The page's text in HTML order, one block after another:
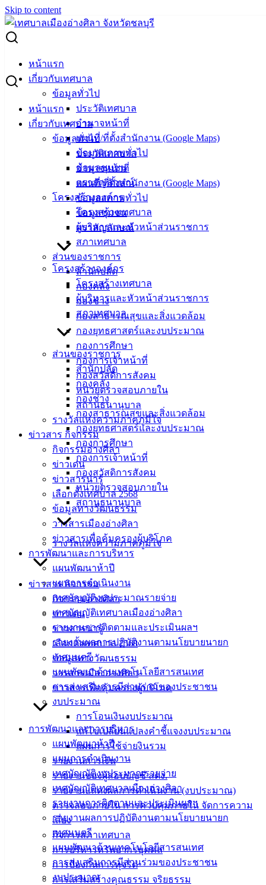
Skip to content
หน้าแรก
เกี่ยวกับเทศบาล
ข้อมูลทั่วไป
ประวัติเทศบาล
อำนาจหน้าที่
แผนที่/ที่ตั้งสำนักงาน (Google Maps)
ข้อมูลสภาพทั่วไป
ข้อมูลชุมชน
ตราสัญลักษณ์
โครงสร้างองค์กร
โครงสร้างเทศบาล
ผู้บริหารและหัวหน้าส่วนราชการ
สภาเทศบาล
ส่วนของราชการ
สำนักปลัด
กองคลัง
กองช่าง
กองสาธารณสุขและสิ่งแวดล้อม
กองยุทธศาสตร์และงบประมาณ
กองการศึกษา
กองการเจ้าหน้าที่
กองสวัสดิการสังคม
หน่วยตรวจสอบภายใน
สถานธนานุบาล
รางวัลแห่งความภาคภูมิใจ
ข่าวสาร กิจกรรม
กิจกรรมอ่างศิลา
ข่าวเด่น
ข่าวสารน่ารู้
เลือกตั้งเทศบาล 2568
ข้อมูลทางวัฒนธรรม
วารสารเมืองอ่างศิลา
ข่าวสารเพื่อคุ้มครองผู้บริโภค
การพัฒนาและการบริหาร
แผนพัฒนาห้าปี
แผนการดำเนินงาน
เทศบัญญัติงบประมาณรายจ่าย
เทศบัญญัติเทศบาลเมืองอ่างศิลา
รายงานการติดตามและประเมินผลฯ
รายงานผลการปฏิบัติงานตามนโยบายนายก
เทศมนตรี
แผนพัฒนาด้านเทคโนโลยีสารสนเทศ
การส่งเสริมการมีส่วนร่วมของประชาชน
งบประมาณ
การโอนเงินงบประมาณ
แก้ไขเปลี่ยนแปลงคำชี้แจงงบประมาณ
แผนการใช้จ่ายงินรวม
รายงานการเงิน
รายงานของผู้สอบบัญชี สตง.
รายงานแสดงผลการดำเนินงาน (งบประมาณ)
ตรวจสอบภายใน การควบคุมภายใน จัดการความ
เสี่ยง
กิจการสภาเทศบาล
การบริหารทรัพยากรบุคคล
การป้องกันการทุจริต
การเสริมสร้างคุณธรรม จริยธรรม
หน้าแรก
เกี่ยวกับเทศบาล
ข้อมูลทั่วไป
ประวัติเทศบาล
อำนาจหน้าที่
แผนที่/ที่ตั้งสำนักงาน (Google Maps)
ข้อมูลสภาพทั่วไป
ข้อมูลชุมชน
ตราสัญลักษณ์
โครงสร้างองค์กร
โครงสร้างเทศบาล
ผู้บริหารและหัวหน้าส่วนราชการ
สภาเทศบาล
ส่วนของราชการ
สำนักปลัด
กองคลัง
กองช่าง
กองสาธารณสุขและสิ่งแวดล้อม
กองยุทธศาสตร์และงบประมาณ
กองการศึกษา
กองการเจ้าหน้าที่
กองสวัสดิการสังคม
หน่วยตรวจสอบภายใน
สถานธนานุบาล
รางวัลแห่งความภาคภูมิใจ
ข่าวสาร กิจกรรม
กิจกรรมอ่างศิลา
ข่าวเด่น
ข่าวสารน่ารู้
เลือกตั้งเทศบาล 2568
ข้อมูลทางวัฒนธรรม
วารสารเมืองอ่างศิลา
ข่าวสารเพื่อคุ้มครองผู้บริโภค
การพัฒนาและการบริหาร
แผนพัฒนาห้าปี
แผนการดำเนินงาน
เทศบัญญัติงบประมาณรายจ่าย
เทศบัญญัติเทศบาลเมืองอ่างศิลา
รายงานการติดตามและประเมินผลฯ
รายงานผลการปฏิบัติงานตามนโยบายนายก
เทศมนตรี
แผนพัฒนาด้านเทคโนโลยีสารสนเทศ
การส่งเสริมการมีส่วนร่วมของประชาชน
งบประมาณ
Search for:
ผู้ชนะการเสนอราคา วัสดุเครื่องแต่งกาย 6 รายการ
ผู้ชนะการเสนอราคา วัสดุเครื่องแต่งกาย 6
รายการ
กรกฎาคม 4, 2025 กรกฎาคม 6, 2025
ประกาศผู้ชนะ
วัสดุเครื่องแต่งกาย 6 รายการ ดาวน์โหลด
เมืองอ่าง
ม.3 ต.เสม็ด
อ.เมือง จ.ชลบุรี
142-100-104
บริการ
ประชาชน
ดาวน์โหลด
แบบ
ฟอร์ม,
เอกสาร
คู่มือ
สำหรับ
ประชาชน/
คู่มือการ
ปฏิบัติ
งาน
ข่าวสาร
น่ารู้
ศุนย์
ข้อมูล
ข่าวสาร
อิเล็กทรอนิกส์
(Knowledge
Management)
เทศบาล
สายตรง